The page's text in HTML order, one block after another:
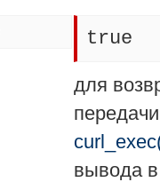
true
для
вывода